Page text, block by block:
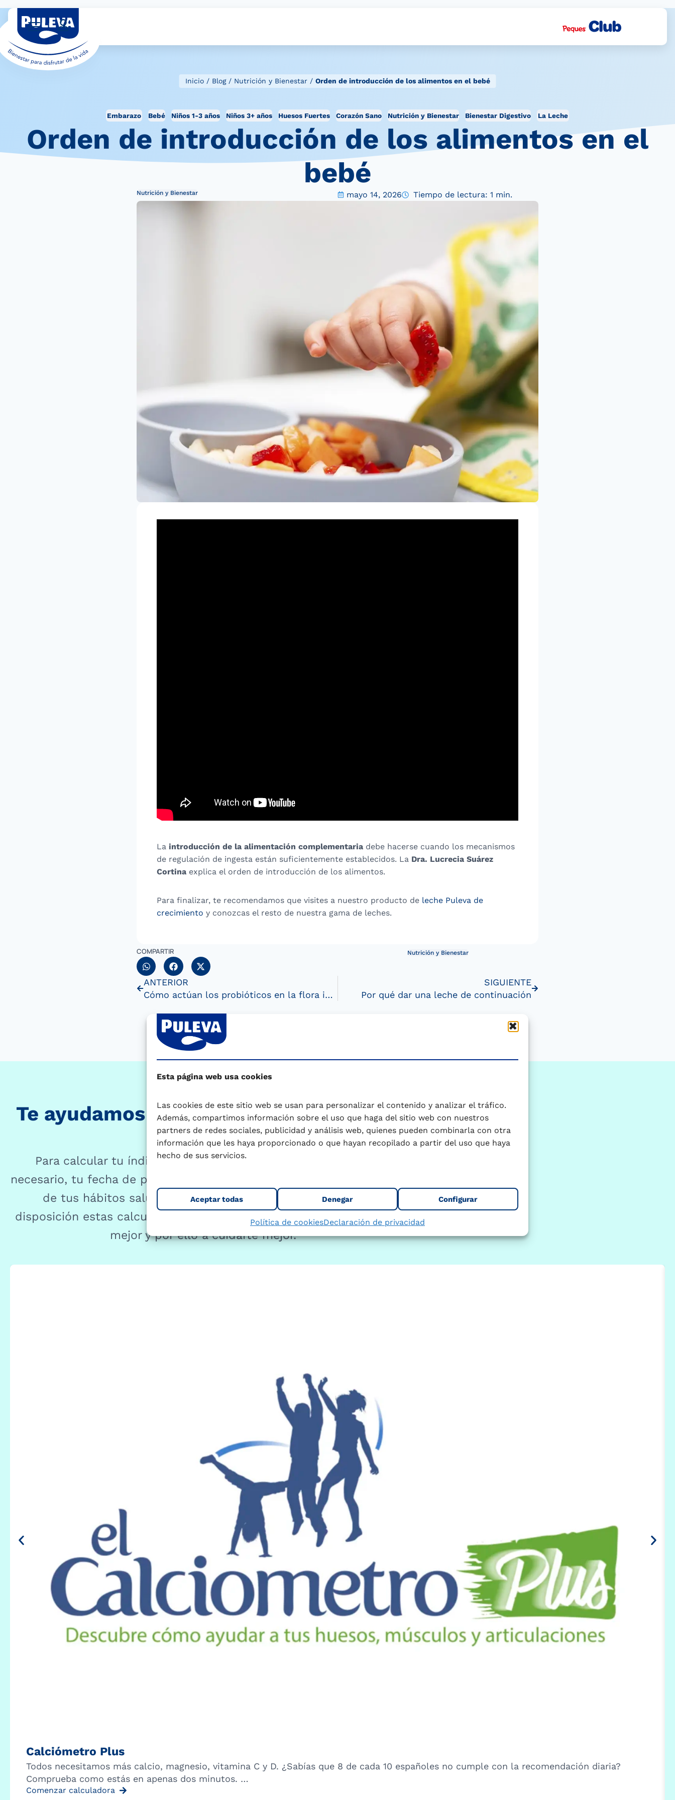
Esta página web usa cookies
Las cookies de este sitio web se usan para personalizar el contenido y analizar el tráfico.
Además, compartimos información sobre el uso que haga del sitio web con nuestros
partners de redes sociales, publicidad y análisis web, quienes pueden combinarla con otra
información que les haya proporcionado o que hayan recopilado a partir del uso que haya
hecho de sus servicios.
Aceptar todas Denegar Configurar
Política de cookiesDeclaración de privacidad
Inicio/ Blog/ Nutrición y Bienestar/ Orden de introducción de los alimentos en el bebé
Embarazo Bebé Niños 1-3 años Niños 3+ años Huesos Fuertes Corazón Sano Nutrición y Bienestar Bienestar Digestivo La Leche
Orden de introducción de los alimentos en el
bebé
Nutrición y Bienestar mayo 14, 2026 Tiempo de lectura: 1 min.
La introducción de la alimentación complementaria debe hacerse cuando los mecanismos
de regulación de ingesta están suficientemente establecidos. La Dra. Lucrecia Suárez
Cortina explica el orden de introducción de los alimentos.
Para finalizar, te recomendamos que visites a nuestro producto de leche Puleva de
crecimiento y conozcas el resto de nuestra gama de leches.
COMPARTIR Nutrición y Bienestar
ANTERIOR
Cómo actúan los probióticos en la flora intestinal
SIGUIENTE
Por qué dar una leche de continuación
Te ayudamos a conocerte y a cuidarte
mejor.
Para calcular tu índice de masa corporal, si tomas el calcio
necesario, tu fecha de parto o tu riesgo cardiovascular, o saber más
de tus hábitos saludables o personalidad, ponemos a tu
disposición estas calculadoras y test que te ayudaran a conocerte
mejor y por ello a cuidarte mejor.
Calciómetro Plus
Todos necesitamos más calcio, magnesio, vitamina C y D. ¿Sabías que 8 de cada 10 españoles no cumple con la recomendación diaria?
Comprueba como estás en apenas dos minutos. …
Comenzar calculadora